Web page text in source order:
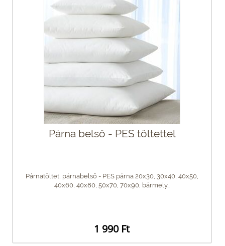
Párna belső - PES töltettel
Párnatöltet, párnabelső - PES párna 20x30, 30x40, 40x50,
40x60, 40x80, 50x70, 70x90, bármely...
1 990 Ft